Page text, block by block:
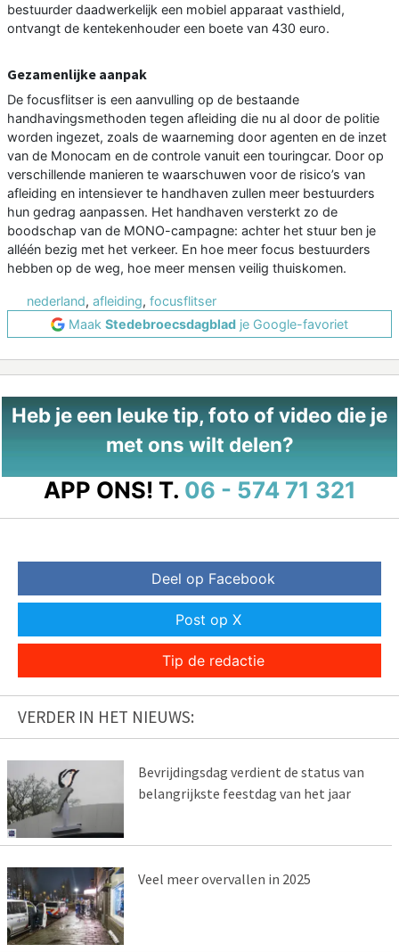
bestuurder daadwerkelijk een mobiel apparaat vasthield,
ontvangt de kentekenhouder een boete van 430 euro.
Gezamenlijke aanpak
De focusflitser is een aanvulling op de bestaande
handhavingsmethoden tegen afleiding die nu al door de politie
worden ingezet, zoals de waarneming door agenten en de inzet
van de Monocam en de controle vanuit een touringcar. Door op
verschillende manieren te waarschuwen voor de risico’s van
afleiding en intensiever te handhaven zullen meer bestuurders
hun gedrag aanpassen. Het handhaven versterkt zo de
boodschap van de MONO-campagne: achter het stuur ben je
alléén bezig met het verkeer. En hoe meer focus bestuurders
hebben op de weg, hoe meer mensen veilig thuiskomen.
nederland, afleiding, focusflitser
Maak Stedebroecsdagblad je Google-favoriet
Heb je een leuke tip, foto of video die je
met ons wilt delen?
APP ONS! T. 06 - 574 71 321
Deel op Facebook
Post op X
Tip de redactie
VERDER IN HET NIEUWS:
Bevrijdingsdag verdient de status van
belangrijkste feestdag van het jaar
Veel meer overvallen in 2025